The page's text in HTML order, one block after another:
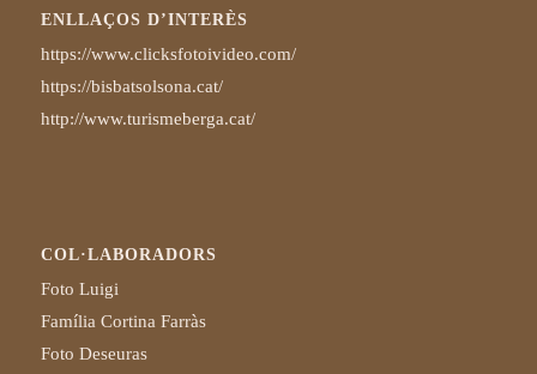
ENLLAÇOS D’INTERÈS
https://www.clicksfotoivideo.com/
https://bisbatsolsona.cat/
http://www.turismeberga.cat/
COL·LABORADORS
Foto Luigi
Família Cortina Farràs
Foto Deseuras